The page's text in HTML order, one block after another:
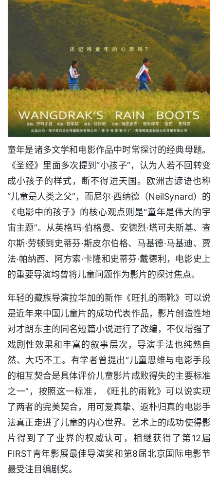
童年是诸多文学和电影作品中时常探讨的经典母题。
《圣经》里面多次提到“小孩子”，认为人若不回转变
成小孩子的样式，断不得进天国。欧洲古谚语也称
“儿童是人类之父”，而尼尔·西纳德（NeilSynard）的
《电影中的孩子》的核心观点则是“童年是伟大的宇
宙主题”。从英格玛·伯格曼、安德烈·塔可夫斯基、查
尔斯·劳顿到史蒂芬·斯皮尔伯格、马基德·马基迪、贾
法·帕纳西、阿方索·卡隆和史蒂芬·戴德利，电影史上
的重要导演均曾将儿童问题作为影片的探讨焦点。
年轻的藏族导演拉华加的新作《旺扎的雨靴》可以说
是近年来中国儿童片的成功代表作品，影片创造性地
对才朗东主的同名短篇小说进行了改编，不仅增强了
戏剧性效果和丰富的叙事层次，导演手法也纯熟自
然、大巧不工。有学者曾提出“儿童思维与电影手段
的相互契合是具体评价儿童影片成败得失的主要标准
之一”，按照这一标准，《旺扎的雨靴》可以说实现
了两者的完美契合，用可爱真挚、返朴归真的电影手
法真正走进了儿童的内心世界。艺术上的成功使得影
片得到了了业界的权威认可，相继获得了第12届
FIRST青年影展最佳导演奖和第8届北京国际电影节
最受注目编剧奖。